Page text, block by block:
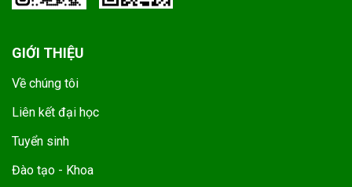
GIỚI THIỆU
Về chúng tôi
Liên kết đại học
Tuyển sinh
Đào tạo - Khoa